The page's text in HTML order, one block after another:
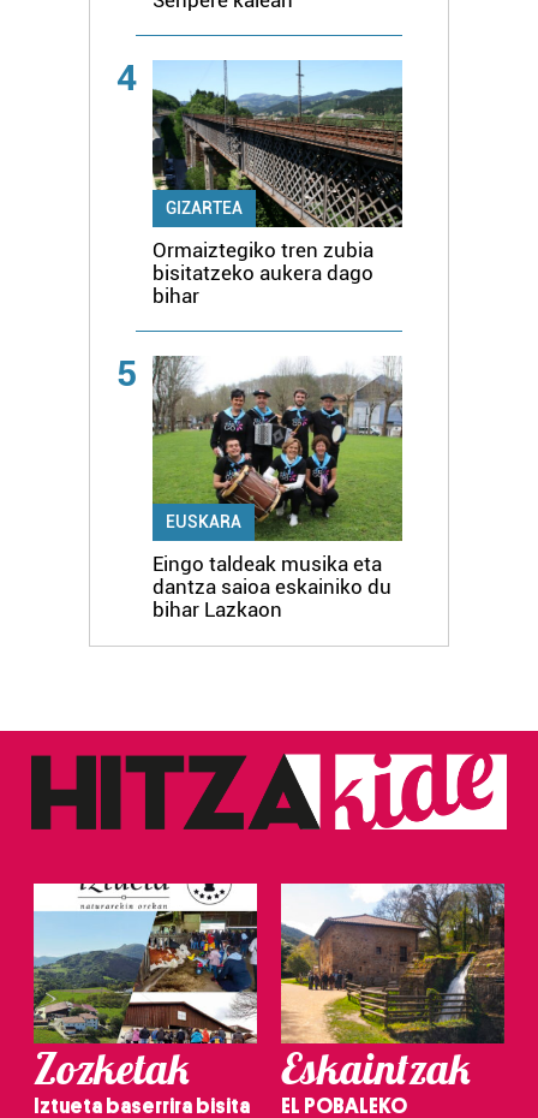
4
GIZARTEA
Ormaiztegiko tren zubia
bisitatzeko aukera dago
bihar
5
EUSKARA
Eingo taldeak musika eta
dantza saioa eskainiko du
bihar Lazkaon
Zozketak
Iztueta baserrira bisita
Eskaintzak
EL POBALEKO